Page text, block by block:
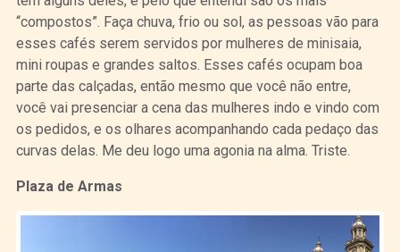
“compostos”. Faça chuva, frio ou sol, as pessoas vão para
esses cafés serem servidos por mulheres de minisaia,
mini roupas e grandes saltos. Esses cafés ocupam boa
parte das calçadas, então mesmo que você não entre,
você vai presenciar a cena das mulheres indo e vindo com
os pedidos, e os olhares acompanhando cada pedaço das
curvas delas. Me deu logo uma agonia na alma. Triste.
Plaza de Armas